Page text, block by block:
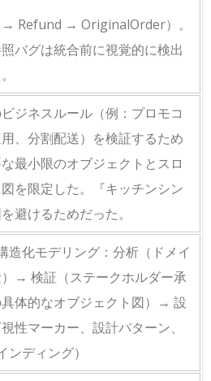
→ Refund →OriginalOrder）。
バグは統合前に視覚的に検出
ジネスルール（例：プロモコ
、分割配送）を検証するため
最小限のオブジェクトとスロ
を限定した。『キッチンシン
避けるためだった。
造化モデリング：分析（ドメイ
）→ 検証（ステークホルダー承
体的なオブジェクト図）→ 設
性マーカー、設計パターン、
ンディング）